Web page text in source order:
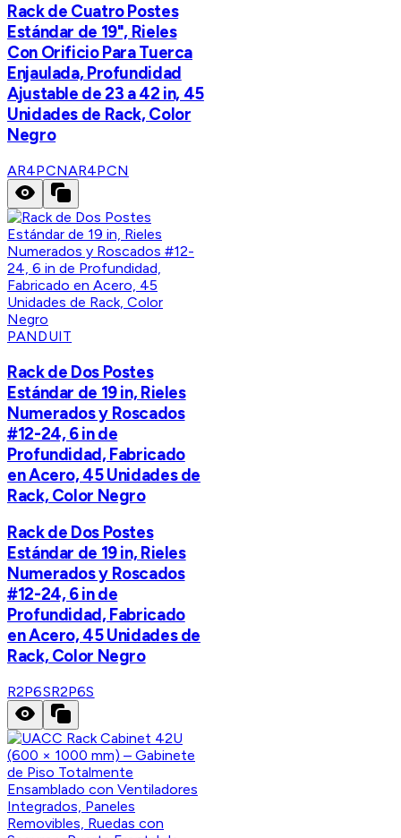
Rack de Cuatro Postes
Estándar de 19", Rieles
Con Orificio Para Tuerca
Enjaulada, Profundidad
Ajustable de 23 a 42 in, 45
Unidades de Rack, Color
Negro
AR4PCNAR4PCN
PANDUIT
Rack de Dos Postes
Estándar de 19 in, Rieles
Numerados y Roscados
#12-24, 6 in de
Profundidad, Fabricado
en Acero, 45 Unidades de
Rack, Color Negro
Rack de Dos Postes
Estándar de 19 in, Rieles
Numerados y Roscados
#12-24, 6 in de
Profundidad, Fabricado
en Acero, 45 Unidades de
Rack, Color Negro
R2P6SR2P6S